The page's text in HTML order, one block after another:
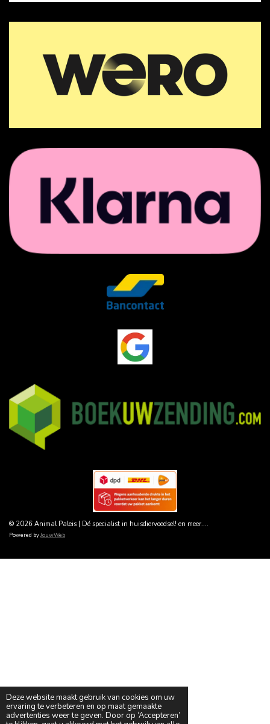
Deze website maakt gebruik van cookies om uw
ervaring te verbeteren en op maat gemaakte
advertenties weer te geven. Door op ‘Accepteren’
© 2026 Animal Paleis | Dé specialist in huisdiervoedsel! en meer....
Powered byJouwWeb